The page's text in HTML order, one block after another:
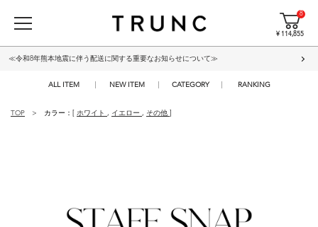
8
¥ 114,855
≪令和8年熊本地震に伴う配送に関する重要なお知らせについて≫
ALL ITEM NEW ITEM CATEGORY RANKING
TOP カラー：[ ホワイト , イエロー , その他